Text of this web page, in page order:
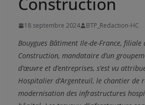
18 septembre 2024 BTP_Redaction-HC
Bouygues Bâtiment Ile-de-France, filiale
Construction, mandataire d’un
d’œuvre et d’entreprises, s’est vu
Hospitalier d’Argenteuil, le chantier de
modernisation des infrastructures